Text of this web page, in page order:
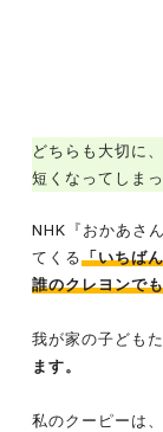
どちらも大切に
短くなってしまっ
NHK『おかあさ
てくる「いちば
誰のクレヨンで
我が家の子ども
ます。
私のクーピーは、